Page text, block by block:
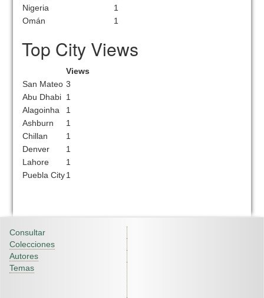
Nigeria
1
Omán
1
Top City Views
Views
San Mateo 3
Abu Dhabi 1
Alagoinha
1
Ashburn
1
Chillan
1
Denver
1
Lahore
1
Puebla City1
Consultar
Colecciones
Autores
Temas